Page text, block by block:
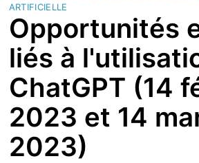
ARTIFICIELLE
Opportunités
liés à
ChatGPT (14
2023 et 14
2023)